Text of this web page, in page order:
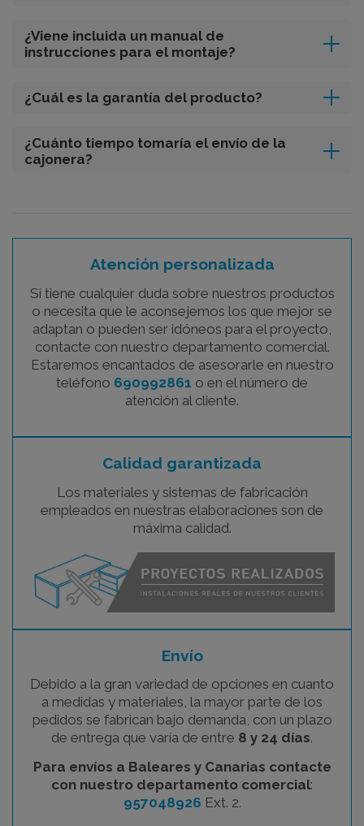
¿Viene incluida un manual de
instrucciones para el montaje?
¿Cuál es la garantía del producto?
¿Cuánto tiempo tomaría el envío de la
cajonera?
Atención personalizada
Si tiene cualquier duda sobre nuestros productos
o necesita que le aconsejemos los que mejor se
adaptan o pueden ser idóneos para el proyecto,
contacte con nuestro departamento comercial.
Estaremos encantados de asesorarle en nuestro
teléfono 690992861 o en el número de
atención al cliente.
Calidad garantizada
Los materiales y sistemas de fabricación
empleados en nuestras elaboraciones son de
máxima calidad.
Envío
Debido a la gran variedad de opciones en cuanto
a medidas y materiales, la mayor parte de los
pedidos se fabrican bajo demanda, con un plazo
de entrega que varía de entre 8 y 24 días.
Para envíos a Baleares y Canarias contacte
con nuestro departamento comercial:
957048926 Ext. 2.